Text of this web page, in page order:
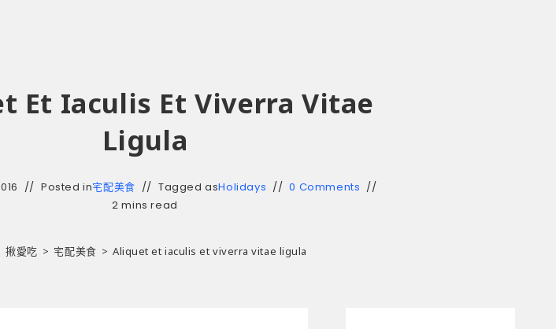
Et Iaculis Et Viverra Vitae
Ligula
Posted in宅配美食 Tagged asHolidays
0 Comments
2 mins read
揪愛吃 > 宅配美食 > Aliquet et iaculis et viverra vitae ligula